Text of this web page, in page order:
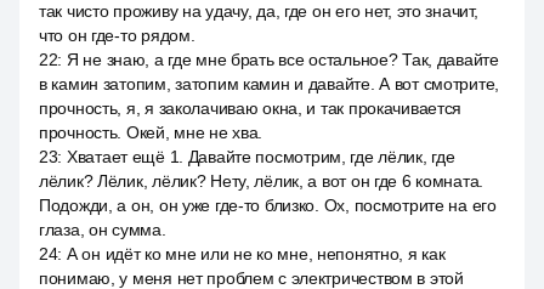
так чисто проживу на удачу, да, где он его нет, это значит,
что он где-то рядом.
22: Я не знаю, а где мне брать все остальное? Так, давайте
в камин затопим, затопим камин и давайте. А вот смотрите,
прочность, я, я заколачиваю окна, и так прокачивается
прочность. Окей, мне не хва.
23: Хватает ещё 1. Давайте посмотрим, где лёлик, где
лёлик? Лёлик, лёлик? Нету, лёлик, а вот он где 6 комната.
Подожди, а он, он уже где-то близко. Ох, посмотрите на его
глаза, он сумма.
24: А он идёт ко мне или не ко мне, непонятно, я как
понимаю, у меня нет проблем с электричеством в этой